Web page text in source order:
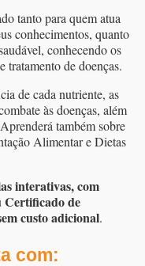
tanto para quem atua
conhecimentos, quanto
conhecendo os
tratamento de doenças.
de cada nutriente, as
às doenças, além
também sobre
Alimentar e Dietas
interativas, com
Certificado de
custo adicional.
com: